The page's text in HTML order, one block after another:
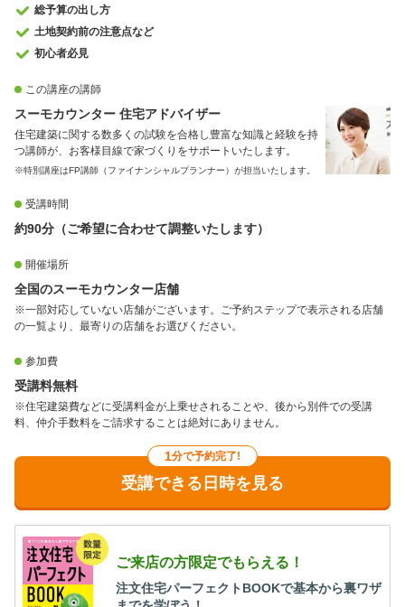
総予算の出し方
土地契約前の注意点など
初心者必見
この講座の講師
スーモカウンター 住宅アドバイザー
住宅建築に関する数多くの試験を合格し豊富な知識と経験を持
つ講師が、お客様目線で家づくりをサポートいたします。
※特別講座はFP講師（ファイナンシャルプランナー）が担当いたします。
受講時間
約90分（ご希望に合わせて調整いたします）
開催場所
全国のスーモカウンター店舗
※一部対応していない店舗がございます。ご予約ステップで表示される店舗
の一覧より、最寄りの店舗をお選びください。
参加費
受講料無料
※住宅建築費などに受講料金が上乗せされることや、後から別件での受講
料、仲介手数料をご請求することは絶対にありません。
1分で予約完了!
受講できる日時を見る
ご来店の方限定でもらえる！
注文住宅パーフェクトBOOKで基本から裏ワザ